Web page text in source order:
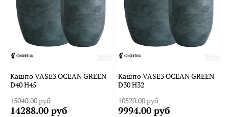
Кашпо VASE3 OCEAN GREEN
D40 H45
15040.00 руб
14288.00 руб
Кашпо VASE3 OCEAN GREEN
D30 H32
10520.00 руб
9994.00 руб